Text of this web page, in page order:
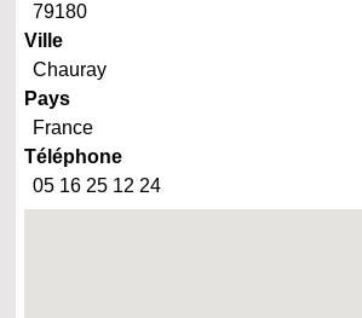
79180
Ville
Chauray
Pays
France
Téléphone
05 16 25 12 24